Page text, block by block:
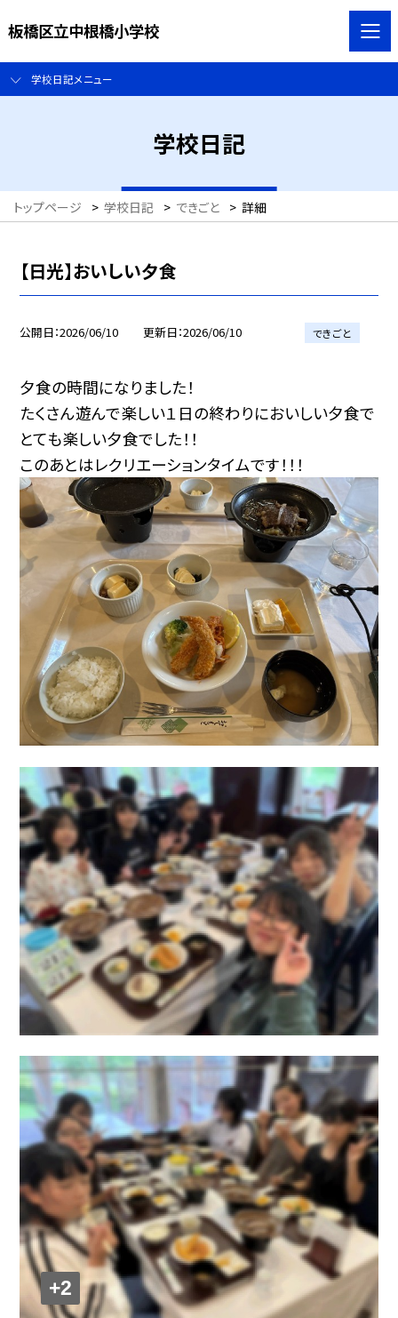
板橋区立中根橋小学校
学校日記メニュー
学校日記
トップページ > 学校日記 > できごと > 詳細
【日光】おいしい夕食
公開日 2026/06/10 更新日 2026/06/10 できごと
夕食の時間になりました！
たくさん遊んで楽しい１日の終わりにおいしい夕食で
とても楽しい夕食でした！！
このあとはレクリエーションタイムです！！！
+2